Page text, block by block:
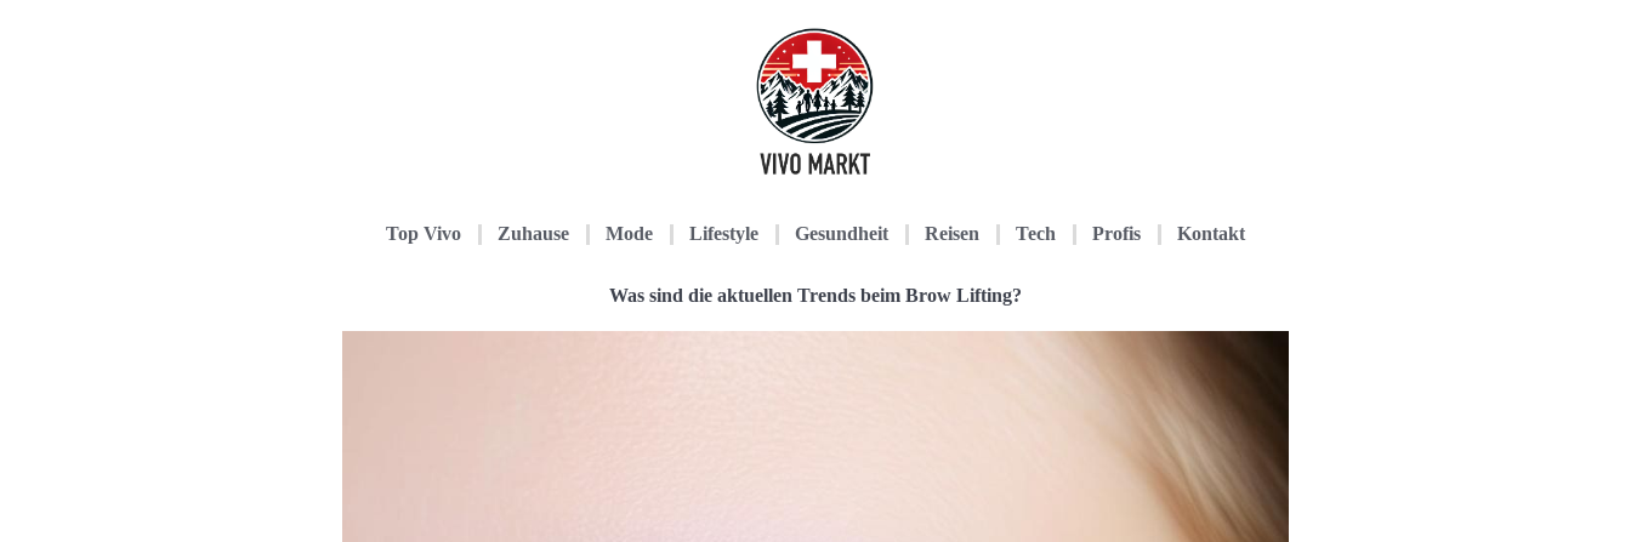
Top Vivo Zuhause Mode Lifestyle Gesundheit Reisen Tech Profis Kontakt
Was sind die aktuellen Trends beim Brow Lifting?